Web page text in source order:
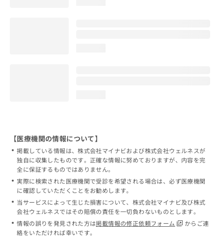
【医療機関の情報について】
掲載している情報は、株式会社マイナビおよび株式会社ウェルネスが
独自に収集したものです。正確な情報に努めておりますが、内容を完
全に保証するものではありません。
実際に検索された医療機関で受診を希望される場合は、必ず医療機関
に確認していただくことをお勧めします。
当サービスによって生じた損害について、株式会社マイナビ及び株式
会社ウェルネスではその賠償の責任を一切負わないものとします。
情報の誤りを発見された方は掲載情報の修正依頼フォーム
からご連
絡をいただければ幸いです。